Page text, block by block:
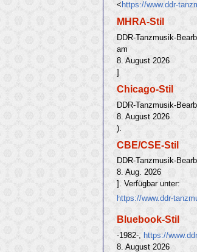
< https://www.ddr-
MHRA-Stil
DDR-Tanzmusik-
am
8. August 2026
]
Chicago-Stil
DDR-Tanzmusik-
8. August 2026
).
CBE/CSE-Stil
DDR-Tanzmusik-
8. Aug. 2026
]. Verfügbar unter:
https://www.ddr-
Bluebook-Stil
-1982-, https://
8. August 2026